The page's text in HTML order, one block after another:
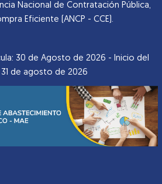
Nacional de Contratación Pública,
Eficiente (ANCP - CCE).
30 de Agosto de 2026 - Inicio del
de agosto de 2026